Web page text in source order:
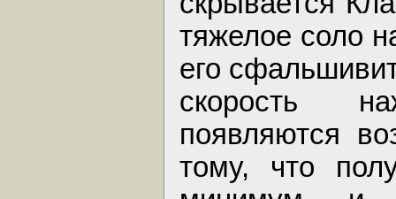
тяжелое соло
его
скорость
появляются
тому, что